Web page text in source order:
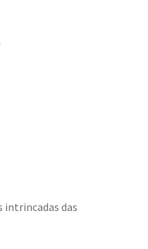
intrincadas das